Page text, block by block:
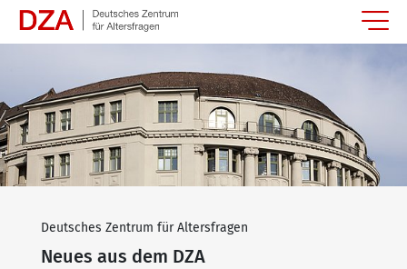
Deutsches Zentrum für Altersfragen
Neues aus dem DZA